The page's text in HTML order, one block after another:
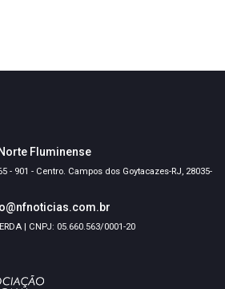
Fluminense
- 901 - Centro. Campos dos Goytacazes-RJ, 28035-
| CNPJ: 05.660.563/0001-20